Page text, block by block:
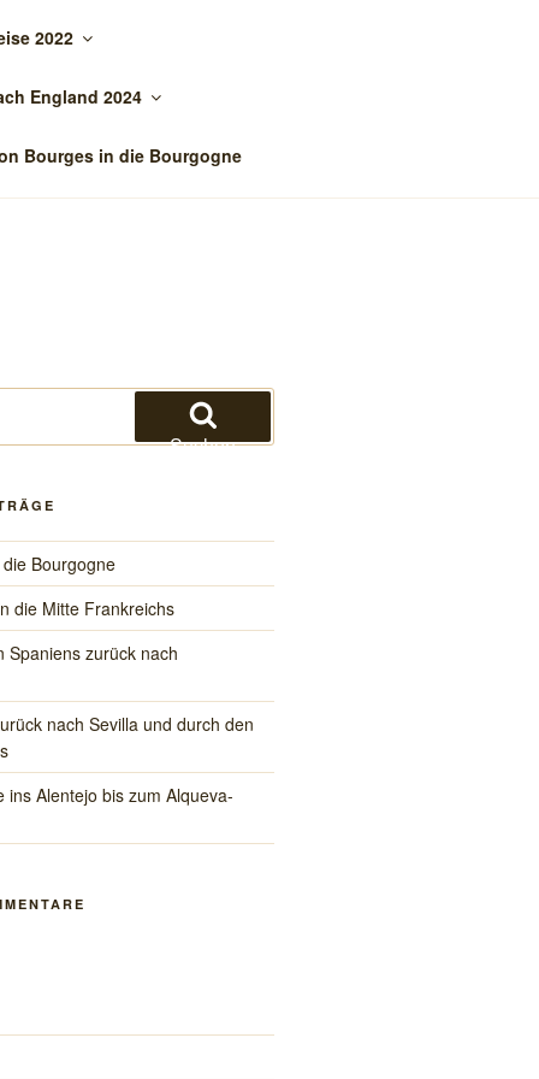
2022
England 2024
Bourges in die Bourgogne
Suchen
Bourgogne
die Mitte Frankreichs
Spaniens zurück nach
nach Sevilla und durch den
ins Alentejo bis zum Alqueva-